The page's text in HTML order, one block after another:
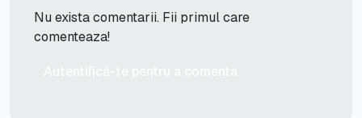
Nu exista comentarii. Fii primul care
comenteaza!